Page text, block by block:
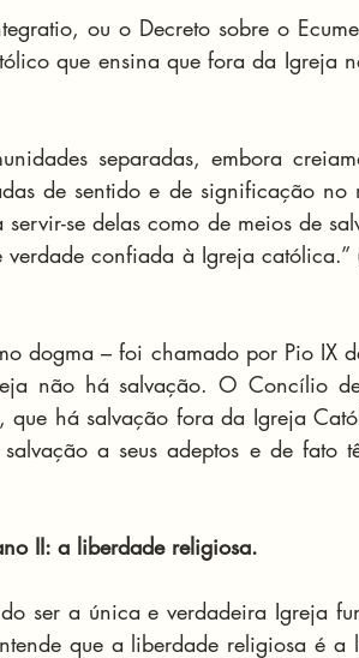
ou o Decreto sobre o
que ensina que fora da Igreja
separadas, embora
de sentido e de significação no
se delas como de meios de
confiada à Igreja católica.”
dogma – foi chamado por Pio IX
não há salvação. O Concílio
que há salvação fora da Igreja
a seus adeptos e de fato
II: a liberdade religiosa.
ser a única e verdadeira Igreja
que a liberdade religiosa é a